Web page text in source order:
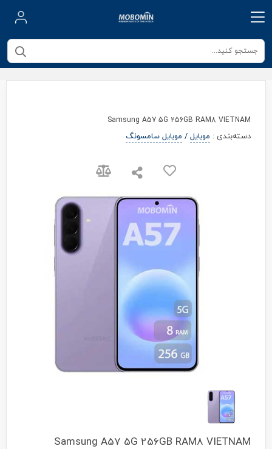
Samsung A57 5G 256GB RAM8 VIETNAM
دسته‌بندی : موبایل/ موبایل سامسونگ
Samsung A57 5G 256GB RAM8 VIETNAM